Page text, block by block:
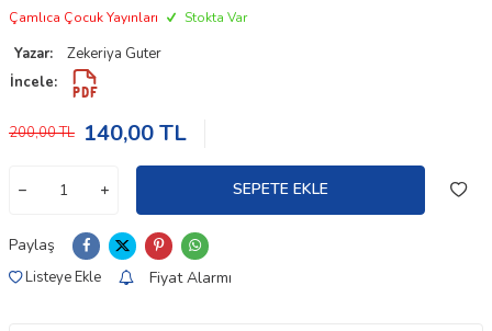
Çamlıca Çocuk Yayınları Stokta Var
Yazar:
Zekeriya Guter
İncele:
200,00TL 140,00TL
SEPETE EKLE
Paylaş
Listeye Ekle Fiyat Alarmı